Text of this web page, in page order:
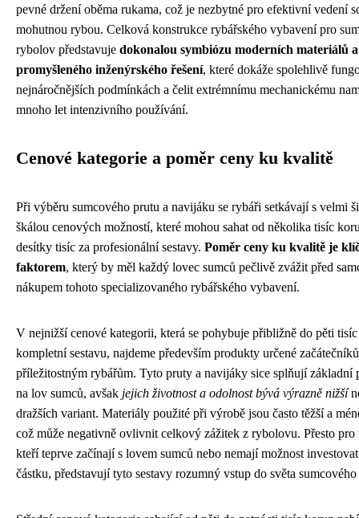
pevné držení oběma rukama, což je nezbytné pro efektivní vedení
mohutnou rybou. Celková konstrukce rybářského vybavení pro
rybolov představuje dokonalou symbiózu moderních materiálů a
promyšleného inženýrského řešení, které dokáže spolehlivě
nejnáročnějších podmínkách a čelit extrémnímu mechanickému
mnoho let intenzivního používání.
Cenové kategorie a poměr ceny ku kvalitě
Při výběru sumcového prutu a navijáku se rybáři setkávají s velmi
škálou cenových možností, které mohou sahat od několika tisíc
desítky tisíc za profesionální sestavy. Poměr ceny ku kvalitě je
faktorem, který by měl každý lovec sumců pečlivě zvážit před
nákupem tohoto specializovaného rybářského vybavení.
V nejnižší cenové kategorii, která se pohybuje přibližně do pěti
kompletní sestavu, najdeme především produkty určené
příležitostným rybářům. Tyto pruty a navijáky sice splňují základní
na lov sumců, avšak jejich životnost a odolnost bývá výrazně nižší
dražších variant. Materiály použité při výrobě jsou často těžší a
což může negativně ovlivnit celkový zážitek z rybolovu. Přesto pro
kteří teprve začínají s lovem sumců nebo nemají možnost
částku, představují tyto sestavy rozumný vstup do světa